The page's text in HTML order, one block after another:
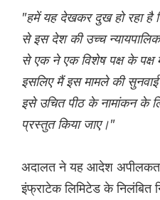
"हमें यह देखकर दुख हो रहा है
से इस देश की उच्च
से एक ने एक विशेष पक्ष के
इसलिए मैं इस मामले की
इसे उचित पीठ के नामांकन के
प्रस्तुत किया जाए।"
अदालत ने यह आदेश
इंफ्राटेक लिमिटेड के